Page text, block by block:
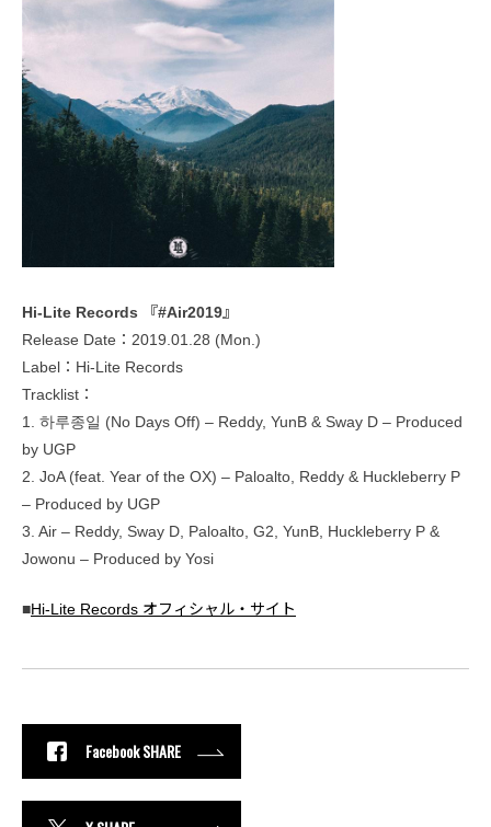
Hi-Lite Records 『#Air2019』
Release Date：2019.01.28 (Mon.)
Label：Hi-Lite Records
Tracklist：
1. 하루종일 (No Days Off) – Reddy, YunB & Sway D – Produced
by UGP
2. JoA (feat. Year of the OX) – Paloalto, Reddy & Huckleberry P
– Produced by UGP
3. Air – Reddy, Sway D, Paloalto, G2, YunB, Huckleberry P &
Jowonu – Produced by Yosi
■Hi-Lite Records オフィシャル・サイト
Facebook SHARE